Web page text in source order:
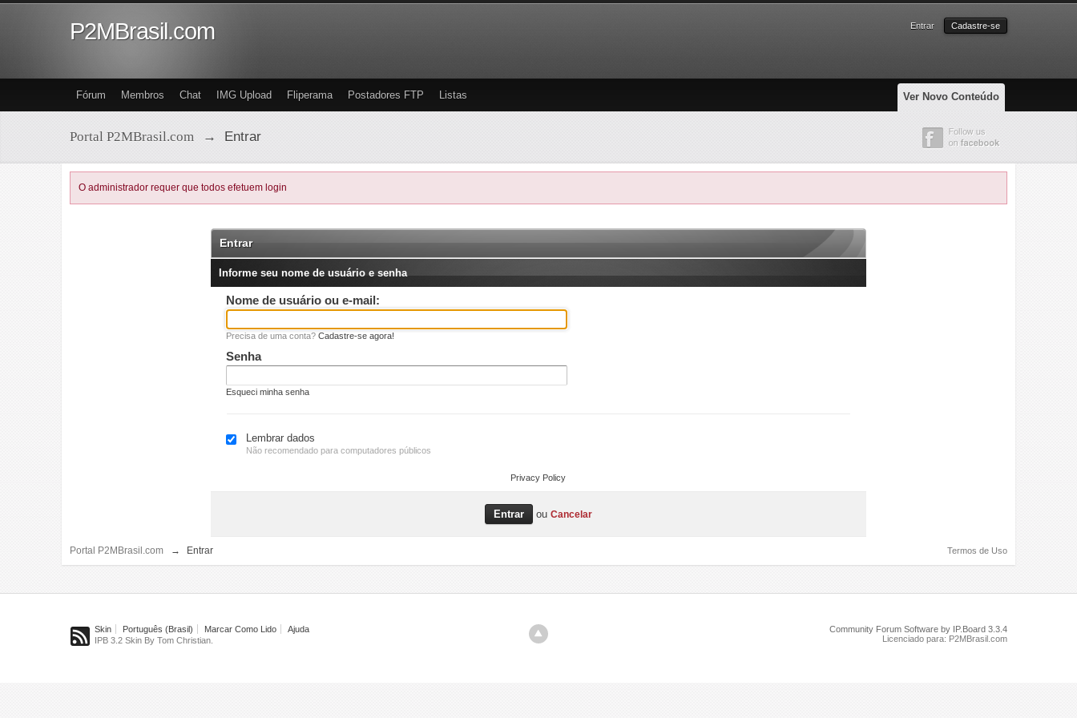
P2MBrasil.com Entrar Cadastre-se
Ver Novo Conteúdo
Fórum Membros Chat IMG Upload Fliperama Postadores FTP Listas
Portal P2MBrasil.com → Entrar
O administrador requer que todos efetuem login
Entrar
Informe seu nome de usuário e senha
Nome de usuário ou e-mail:
Precisa de uma conta? Cadastre-se agora!
Senha
Esqueci minha senha
Lembrar dados
Não recomendado para computadores públicos
Privacy Policy
ou Cancelar
Portal P2MBrasil.com → Entrar Termos de Uso
Skin Português (Brasil) Marcar Como Lido
Ajuda
IPB 3.2 Skin By Tom Christian.
Community Forum Software by IP.Board 3.3.4
Licenciado para: P2MBrasil.com